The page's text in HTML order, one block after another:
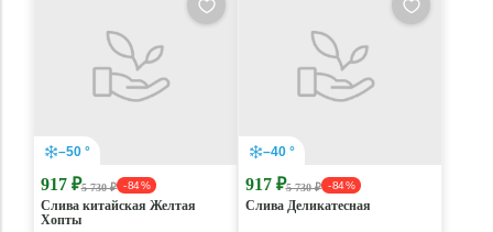
–50 °
917 ₽5 730 ₽ - 84 %
Слива китайская Желтая
Хопты
–40 °
917 ₽5 730 ₽ - 84 %
Слива Деликатесная